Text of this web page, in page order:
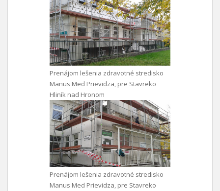
Prenájom lešenia zdravotné stredisko
Manus Med Prievidza, pre Stavreko
Hliník nad Hronom
Prenájom lešenia zdravotné stredisko
Manus Med Prievidza, pre Stavreko